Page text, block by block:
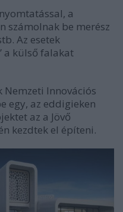
a
számolnak be merész
Az esetek
a külső falakat
Innovációs
egy, az eddigieken
az a Jövő
kezdtek el építeni.